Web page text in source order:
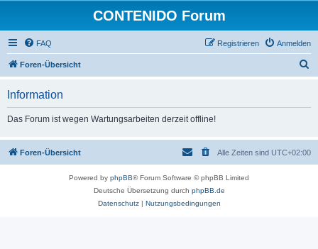
CONTENIDO Forum
FAQ Anmelden
Registrieren
Foren-Übersicht
Information
Das Forum ist wegen Wartungsarbeiten derzeit offline!
Foren-Übersicht Alle Zeiten sind UTC+02:00
Powered by phpBB® Forum Software © phpBB Limited
Deutsche Übersetzung durch phpBB.de
Datenschutz| Nutzungsbedingungen